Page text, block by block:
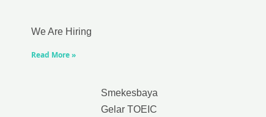
We Are Hiring
Read More »
Smekesbaya
Gelar TOEIC